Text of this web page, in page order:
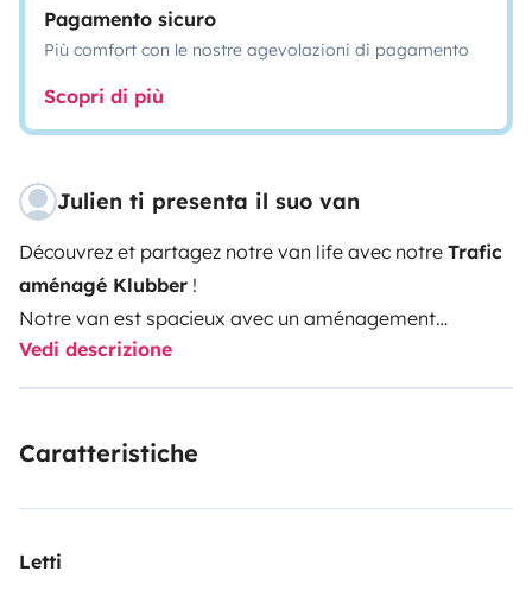
Pagamento sicuro
Più comfort con le nostre agevolazioni di pagamento
Scopri di più
Julien ti presenta il suo van
Découvrez et partagez notre van life avec notre Trafic
aménagé Klubber !
Notre van est spacieux avec un aménagement
intérieur optimisé : 2 plaques cuissons, réfrigérateur,
sièges avant pivotants, table intérieur, évier, eau (37l).
enfants). Nous pouvons vous faire part de nos
nuit, nous vous conseillons d’utiliser l’appli
Vedi descrizione
Caratteristiche
Letti